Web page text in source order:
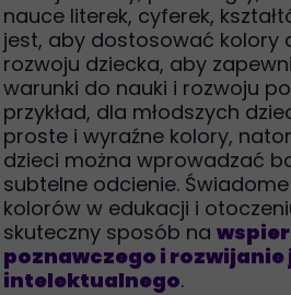
nauce literek, cyferek,
jest, aby dostosować kolory
rozwoju dziecka, aby
warunki do nauki i rozwoju
przykład, dla młodszych
proste i wyraźne kolory,
dzieci można wprowadzać
subtelne odcienie.
kolorów w edukacji i
skuteczny sposób na
poznawczego i rozwijanie
intelektualnego.